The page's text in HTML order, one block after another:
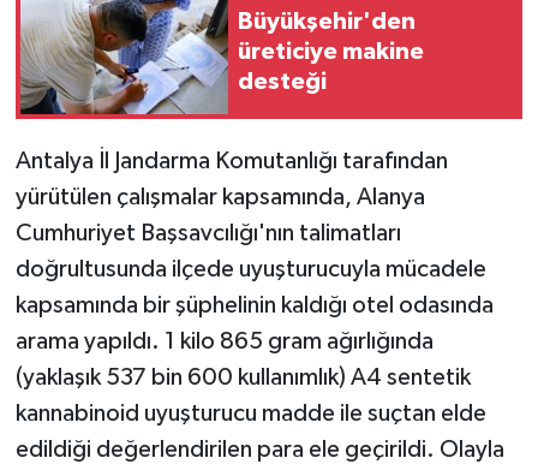
Büyükşehir'den
üreticiye makine
desteği
Antalya İl Jandarma Komutanlığı tarafından
yürütülen çalışmalar kapsamında, Alanya
Cumhuriyet Başsavcılığı'nın talimatları
doğrultusunda ilçede uyuşturucuyla mücadele
kapsamında bir şüphelinin kaldığı otel odasında
arama yapıldı. 1 kilo 865 gram ağırlığında
(yaklaşık 537 bin 600 kullanımlık) A4 sentetik
kannabinoid uyuşturucu madde ile suçtan elde
edildiği değerlendirilen para ele geçirildi. Olayla